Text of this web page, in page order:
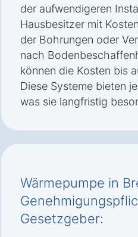
der aufwendigeren
Hausbesitzer mit
der Bohrungen oder
nach
können die Kosten bis
Diese Systeme bieten
was sie langfristig
Wärmepumpe in
Gesetzgeber: